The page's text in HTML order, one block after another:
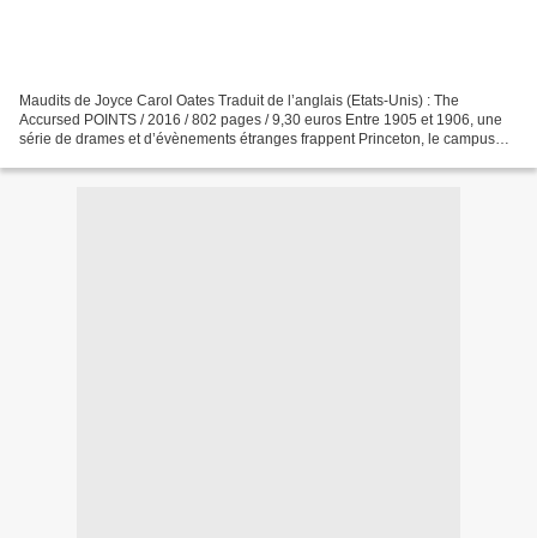
Maudits de Joyce Carol Oates Traduit de l’anglais (Etats-Unis) : The
Accursed POINTS / 2016 / 802 pages / 9,30 euros Entre 1905 et 1906, une
série de drames et d’évènements étranges frappent Princeton, le campus